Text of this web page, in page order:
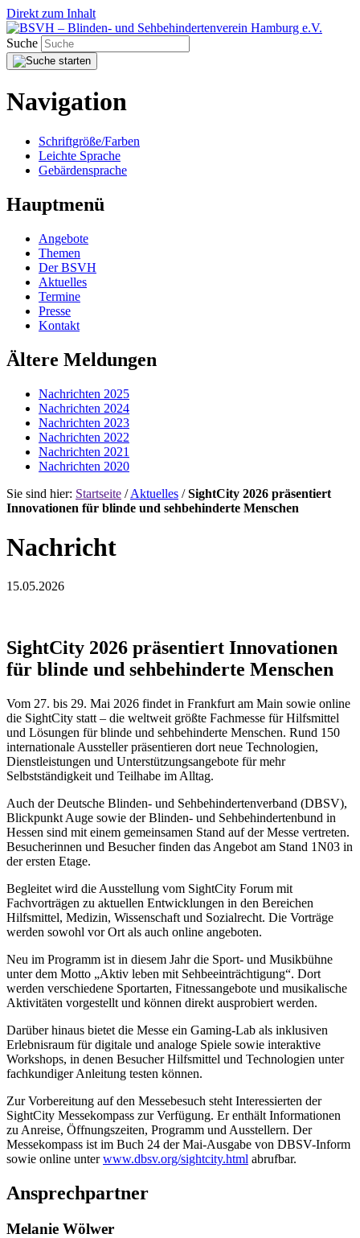
Direkt zum Inhalt
Suche
Navigation
Schriftgröße/Farben
Leichte Sprache
Gebärdensprache
Hauptmenü
Angebote
Themen
Der BSVH
Aktuelles
Termine
Presse
Kontakt
Ältere Meldungen
Nachrichten 2025
Nachrichten 2024
Nachrichten 2023
Nachrichten 2022
Nachrichten 2021
Nachrichten 2020
Sie sind hier: Startseite /Aktuelles /SightCity 2026 präsentiert
Innovationen für blinde und sehbehinderte Menschen
Nachricht
15.05.2026
SightCity 2026 präsentiert Innovationen
für blinde und sehbehinderte Menschen
Vom 27. bis 29. Mai 2026 findet in Frankfurt am Main sowie online
die SightCity statt – die weltweit größte Fachmesse für Hilfsmittel
und Lösungen für blinde und sehbehinderte Menschen. Rund 150
internationale Aussteller präsentieren dort neue Technologien,
Dienstleistungen und Unterstützungsangebote für mehr
Selbstständigkeit und Teilhabe im Alltag.
Auch der Deutsche Blinden- und Sehbehindertenverband (DBSV),
Blickpunkt Auge sowie der Blinden- und Sehbehindertenbund in
Hessen sind mit einem gemeinsamen Stand auf der Messe vertreten.
Besucherinnen und Besucher finden das Angebot am Stand 1N03 in
der ersten Etage.
Begleitet wird die Ausstellung vom SightCity Forum mit
Fachvorträgen zu aktuellen Entwicklungen in den Bereichen
Hilfsmittel, Medizin, Wissenschaft und Sozialrecht. Die Vorträge
werden sowohl vor Ort als auch online angeboten.
Neu im Programm ist in diesem Jahr die Sport- und Musikbühne
unter dem Motto „Aktiv leben mit Sehbeeinträchtigung“. Dort
werden verschiedene Sportarten, Fitnessangebote und musikalische
Aktivitäten vorgestellt und können direkt ausprobiert werden.
Darüber hinaus bietet die Messe ein Gaming-Lab als inklusiven
Erlebnisraum für digitale und analoge Spiele sowie interaktive
Workshops, in denen Besucher Hilfsmittel und Technologien unter
fachkundiger Anleitung testen können.
Zur Vorbereitung auf den Messebesuch steht Interessierten der
SightCity Messekompass zur Verfügung. Er enthält Informationen
zu Anreise, Öffnungszeiten, Programm und Ausstellern. Der
Messekompass ist im Buch 24 der Mai-Ausgabe von DBSV-Inform
sowie online unterwww.dbsv.org/sightcity.html abrufbar.
Ansprechpartner
Melanie Wölwer